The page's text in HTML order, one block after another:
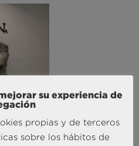
su equipo en España
Alonso y Javier
su experiencia de
propias y de terceros
sobre los hábitos de